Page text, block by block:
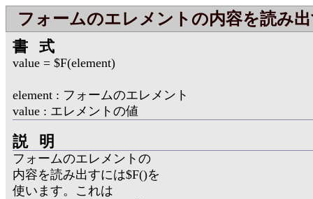
フォームのエレメントの内容を読み
書式
value = $F(element)
element : フォームのエレメント
value : エレメントの値
説明
フォームのエレメントの
内容を読み出すには$F()を
使います。これは